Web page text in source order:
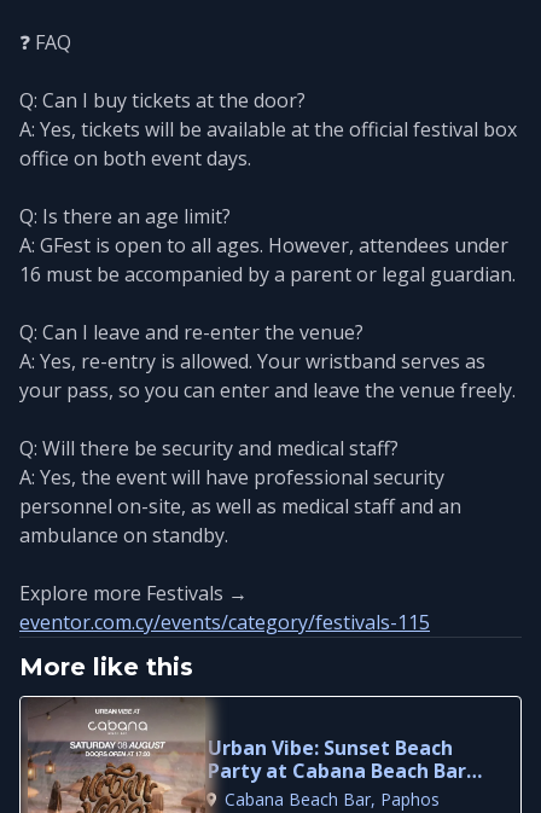
❓ FAQ
Q: Can I buy tickets at the door?
A: Yes, tickets will be available at the official festival box
office on both event days.
Q: Is there an age limit?
A: GFest is open to all ages. However, attendees under
16 must be accompanied by a parent or legal guardian.
Q: Can I leave and re-enter the venue?
A: Yes, re-entry is allowed. Your wristband serves as
your pass, so you can enter and leave the venue freely.
Q: Will there be security and medical staff?
A: Yes, the event will have professional security
personnel on-site, as well as medical staff and an
ambulance on standby.
Explore more Festivals →
eventor.com.cy/events/category/festivals-115
More like this
Urban Vibe: Sunset Beach
Party at Cabana Beach Bar,
Paphos
Cabana Beach Bar, Paphos